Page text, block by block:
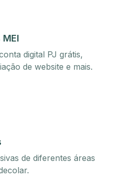
digital PJ grátis,
de website e mais.
de diferentes áreas